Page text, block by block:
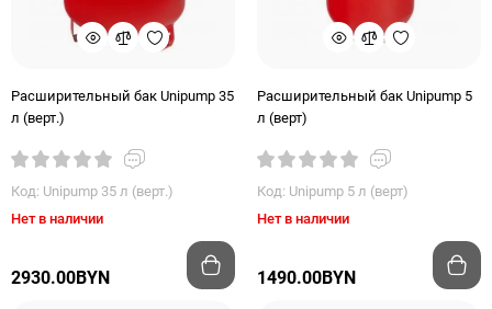
Расширительный бак Unipump 35
л (верт.)
Код: Unipump 35 л (верт.)
Нет в наличии
2930.00BYN
Расширительный бак Unipump 5
л (верт)
Код: Unipump 5 л (верт)
Нет в наличии
1490.00BYN